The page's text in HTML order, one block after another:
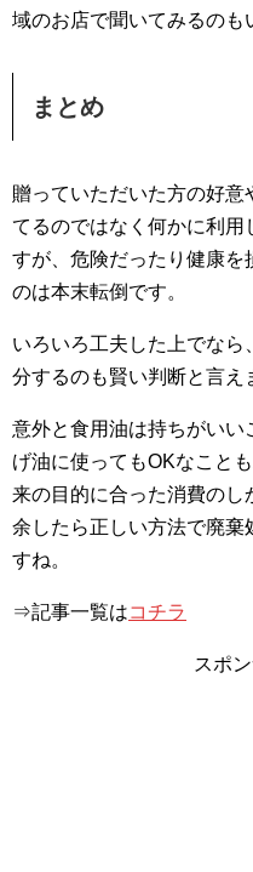
域のお店で聞いてみるのも
まとめ
贈っていただいた方の好
てるのではなく何かに利
すが、危険だったり健康を
のは本末転倒です。
いろいろ工夫した上でな
分するのも賢い判断と言え
意外と食用油は持ちがい
げ油に使ってもOKなこと
来の目的に合った消費のし
余したら正しい方法で廃
すね。
⇒記事一覧はコチラ
スポ